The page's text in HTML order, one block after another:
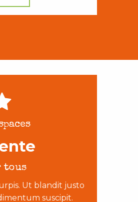
tous
Ut blandit justo
suscipit.